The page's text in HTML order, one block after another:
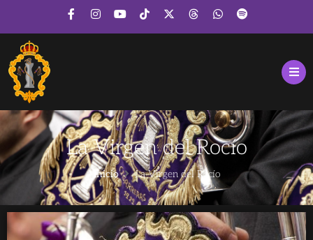
La Virgen del Rocío
Inicio La Virgen del Rocío